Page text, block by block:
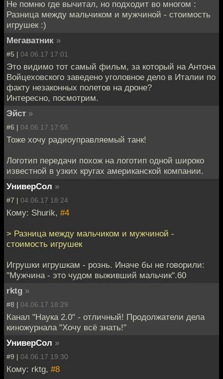
Не помню где вычитал, но подходит во многом :
Разница между мальчиком и мужчиной - стоимость
игрушек :)
Мегаватник »
#5 | 04.06.17 17:01
Это видимо тот самый фильм, за который на Антона
Войцеховского заведено уголовное дело в Италии по
факту незаконных полетов на дроне?
Интересно, посмотрим.
Эйст »
#6 | 04.06.17 17:55
Тоже хочу радиоуправляемый танк!
Логотип передачи похож на логотип одной широко
известной в узких кругах американской компании.
УниверСол »
#7 | 04.06.17 18:24
Кому: Shurik, #4
> Разница между мальчиком и мужчиной -
стоимость игрушек
Игрушки игрушкам - рознь. Иначе бы не говорили:
"Мужчина - это чудом выживший мальчик".60
rktg »
#8 | 04.06.17 18:29
Канал "Наука 2.0" - отличный! Продолжатели дела
киножурнала "Хочу всё знать!"
УниверСол »
#9 | 04.06.17 19:30
Кому: rktg, #8